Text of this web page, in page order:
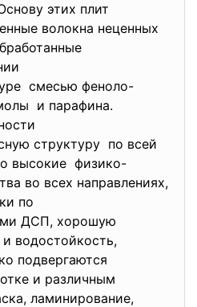
этих плит
волокна неценных
смесью феноло-
и парафина.
структуру по всей
высокие физико-
во всех направлениях,
по
ДСП, хорошую
и водостойкость,
подвергаются
и различным
ламинирование,